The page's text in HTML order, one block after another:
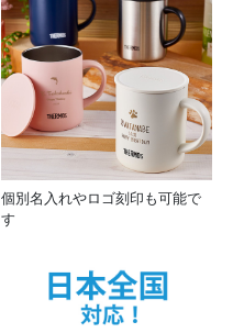
個別名入れやロゴ刻印も可能で
す